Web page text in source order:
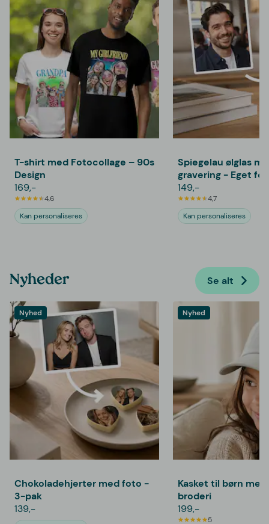
T-shirt med Fotocollage – 90s
Design
169,-
4,6
Kan personaliseres
Spiegelau ølglas
gravering - Eget
149,-
4,7
Kan personaliseres
Nyheder Se alt
Nyhed
Chokoladehjerter med foto -
3-pak
139,-
Nyhed
Kasket til børn
broderi
199,-
5